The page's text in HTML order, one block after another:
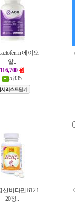
에이오
알..
116,700 원
5,835
산 비타민B12 1
20정..